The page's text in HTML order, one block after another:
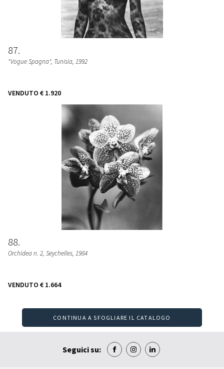
87
"Vogue Spagna", Tunisia, 1992
VENDUTO € 1.920
88
Orchidea n. 2, Seychelles, 1984
VENDUTO € 1.664
CONTINUA A SFOGLIARE IL CATALOGO
Seguici su: